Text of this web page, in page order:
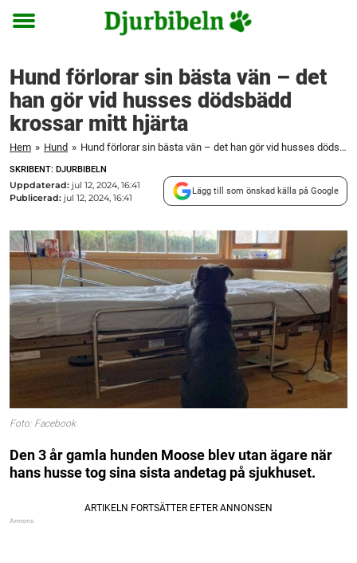
Toggle
Hund förlorar sin bästa vän – det
han gör vid husses dödsbädd
krossar mitt hjärta
Hem » Hund » Hund förlorar sin bästa vän – det han gör vid husses dödsbädd krossar mitt hjärta
SKRIBENT: DJURBIBELN
Uppdaterad: jul 12, 2024, 16:41
Publicerad: jul 12, 2024, 16:41
Lägg till som önskad källa på Google
Foto: Facebook
Den 3 år gamla hunden Moose blev utan ägare när
hans husse tog sina sista andetag på sjukhuset.